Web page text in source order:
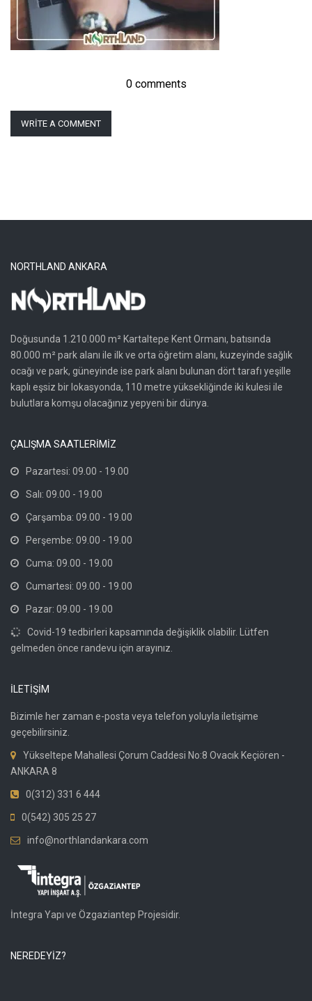
0 comments
WRITE A COMMENT
NORTHLAND ANKARA
Doğusunda 1.210.000 m² Kartaltepe Kent Ormanı, batısında
80.000 m² park alanı ile ilk ve orta öğretim alanı, kuzeyinde sağlık
ocağı ve park, güneyinde ise park alanı bulunan dört tarafı yeşille
kaplı eşsiz bir lokasyonda, 110 metre yüksekliğinde iki kulesi ile
bulutlara komşu olacağınız yepyeni bir dünya.
ÇALIŞMA SAATLERİMİZ
Pazartesi: 09.00 - 19.00
Salı: 09.00 - 19.00
Çarşamba: 09.00 - 19.00
Perşembe: 09.00 - 19.00
Cuma: 09.00 - 19.00
Cumartesi: 09.00 - 19.00
Pazar: 09.00 - 19.00
Covid-19 tedbirleri kapsamında değişiklik olabilir. Lütfen
gelmeden önce randevu için arayınız.
İLETİŞİM
Bizimle her zaman e-posta veya telefon yoluyla iletişime
geçebilirsiniz.
Yükseltepe Mahallesi Çorum Caddesi No:8 Ovacık Keçiören -
ANKARA 8
0(312) 331 6 444
0(542) 305 25 27
info@northlandankara.com
İntegra Yapı ve Özgaziantep Projesidir.
NEREDEYİZ?